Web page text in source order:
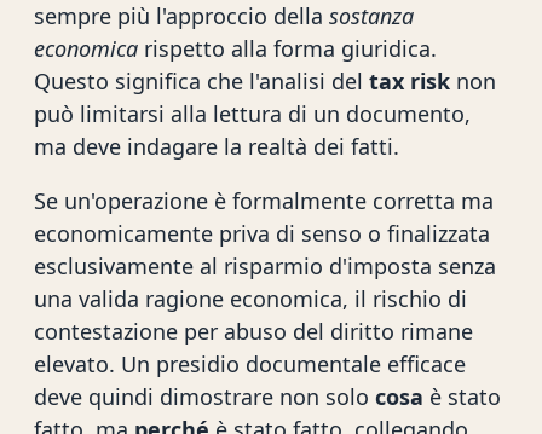
sempre più l'approccio della sostanza
economica rispetto alla forma giuridica.
Questo significa che l'analisi del tax risk non
può limitarsi alla lettura di un documento,
ma deve indagare la realtà dei fatti.
Se un'operazione è formalmente corretta ma
economicamente priva di senso o finalizzata
esclusivamente al risparmio d'imposta senza
una valida ragione economica, il rischio di
contestazione per abuso del diritto rimane
elevato. Un presidio documentale efficace
deve quindi dimostrare non solo cosa è stato